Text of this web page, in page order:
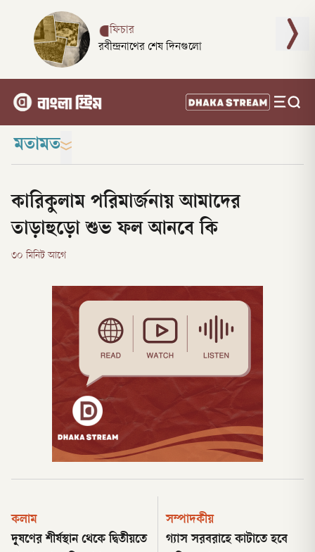
ফিচার
রবীন্দ্রনাথের শেষ দিনগুলো
মতামত
কারিকুলাম পরিমার্জনায় আমাদের
তাড়াহুড়ো শুভ ফল আনবে কি
৩০ মিনিট আগে
কলাম
দূষণের শীর্ষস্থান থেকে দ্বিতীয়তে
সম্পাদকীয়
গ্যাস সরবরাহে কাটাতে হবে